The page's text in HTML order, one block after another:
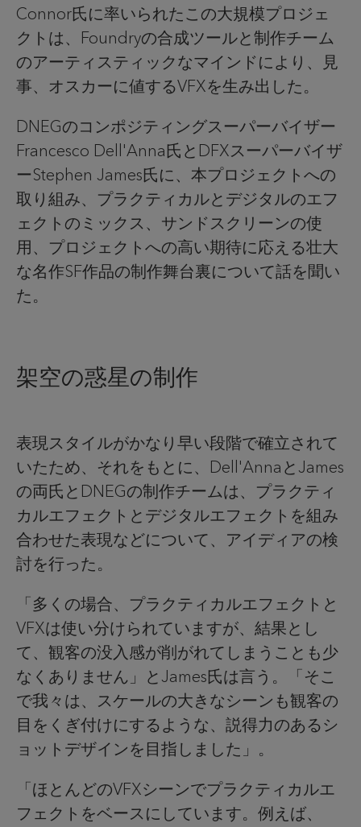
Connor氏に率いられたこの大規模プロジェ
クトは、Foundryの合成ツールと制作チーム
のアーティスティックなマインドにより、見
事、オスカーに値するVFXを生み出した。
DNEGのコンポジティングスーパーバイザー
Francesco Dell'Anna氏とDFXスーパーバイザ
ーStephen James氏に、本プロジェクトへの
取り組み、プラクティカルとデジタルのエフ
ェクトのミックス、サンドスクリーンの使
用、プロジェクトへの高い期待に応える壮大
な名作SF作品の制作舞台裏について話を聞い
た。
架空の惑星の制作
表現スタイルがかなり早い段階で確立されて
いたため、それをもとに、Dell'AnnaとJames
の両氏とDNEGの制作チームは、プラクティ
カルエフェクトとデジタルエフェクトを組み
合わせた表現などについて、アイディアの検
討を行った。
「多くの場合、プラクティカルエフェクトと
VFXは使い分けられていますが、結果とし
て、観客の没入感が削がれてしまうことも少
なくありません」とJames氏は言う。「そこ
で我々は、スケールの大きなシーンも観客の
目をくぎ付けにするような、説得力のあるシ
ョットデザインを目指しました」。
「ほとんどのVFXシーンでプラクティカルエ
フェクトをベースにしています。例えば、